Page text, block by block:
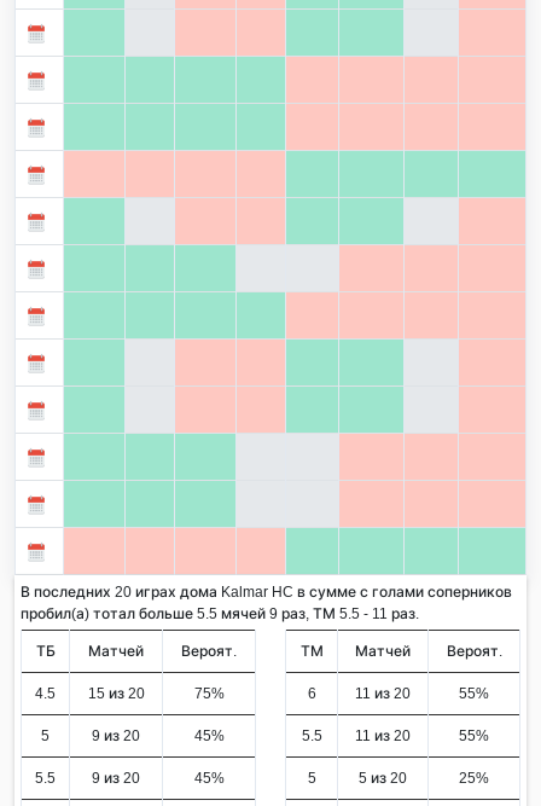
В последних 20 играх дома Kalmar HC в сумме с голами соперников
пробил(а) тотал больше 5.5 мячей 9 раз, ТМ 5.5 - 11 раз.
ТБ Матчей Вероят.
4.5 15 из 20 75%
5 9 из 20 45%
5.5 9 из 20 45%
ТМ Матчей Вероят.
6 11 из 20 55%
5.5 11 из 20 55%
5 5 из 20 25%